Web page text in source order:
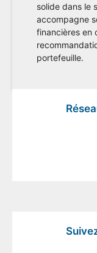
solide dans le
accompagne
financières en
portefeuille.